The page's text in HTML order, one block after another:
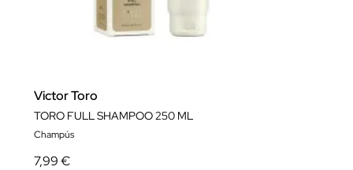
Victor Toro
TORO FULL SHAMPOO 250 ML
Champús
7,99 €